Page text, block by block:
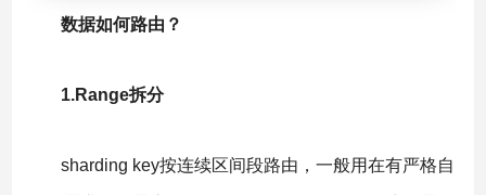
数据如何路由？
1.Range拆分
sharding key按连续区间段路由，一般用在有严格自